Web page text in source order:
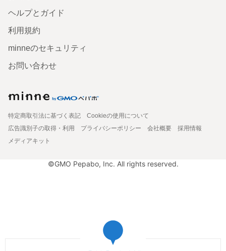
ヘルプとガイド
利用規約
minneのセキュリティ
お問い合わせ
特定商取引法に基づく表記
Cookieの使用について
広告識別子の取得・利用
プライバシーポリシー 会社概要
採用情報
メディアキット
©GMO Pepabo, Inc. All rights reserved.